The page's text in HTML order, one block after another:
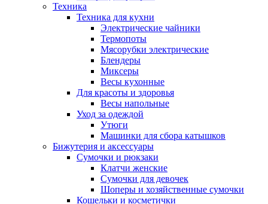
Техника
Техника для кухни
Электрические чайники
Термопоты
Мясорубки электрические
Блендеры
Миксеры
Весы кухонные
Для красоты и здоровья
Весы напольные
Уход за одеждой
Утюги
Машинки для сбора катышков
Бижутерия и аксессуары
Сумочки и рюкзаки
Клатчи женские
Сумочки для девочек
Шоперы и хозяйственные сумочки
Кошельки и косметички